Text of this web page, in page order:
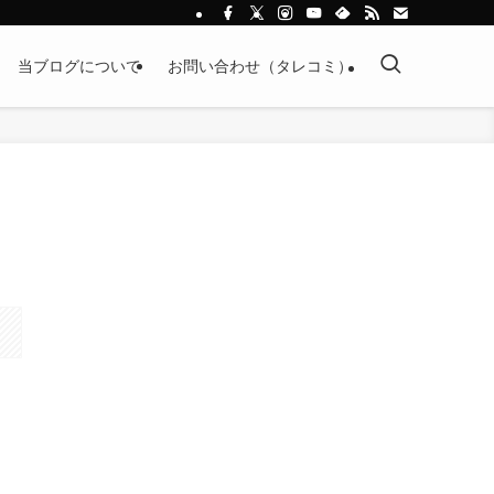
当ブログについて お問い合わせ（タレコミ）